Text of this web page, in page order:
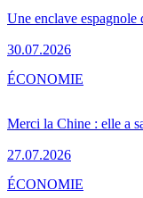
Une enclave espagnole
30.07.2026
Merci la Chine : elle a
27.07.2026
ÉCONOMIE
ÉCONOMIE